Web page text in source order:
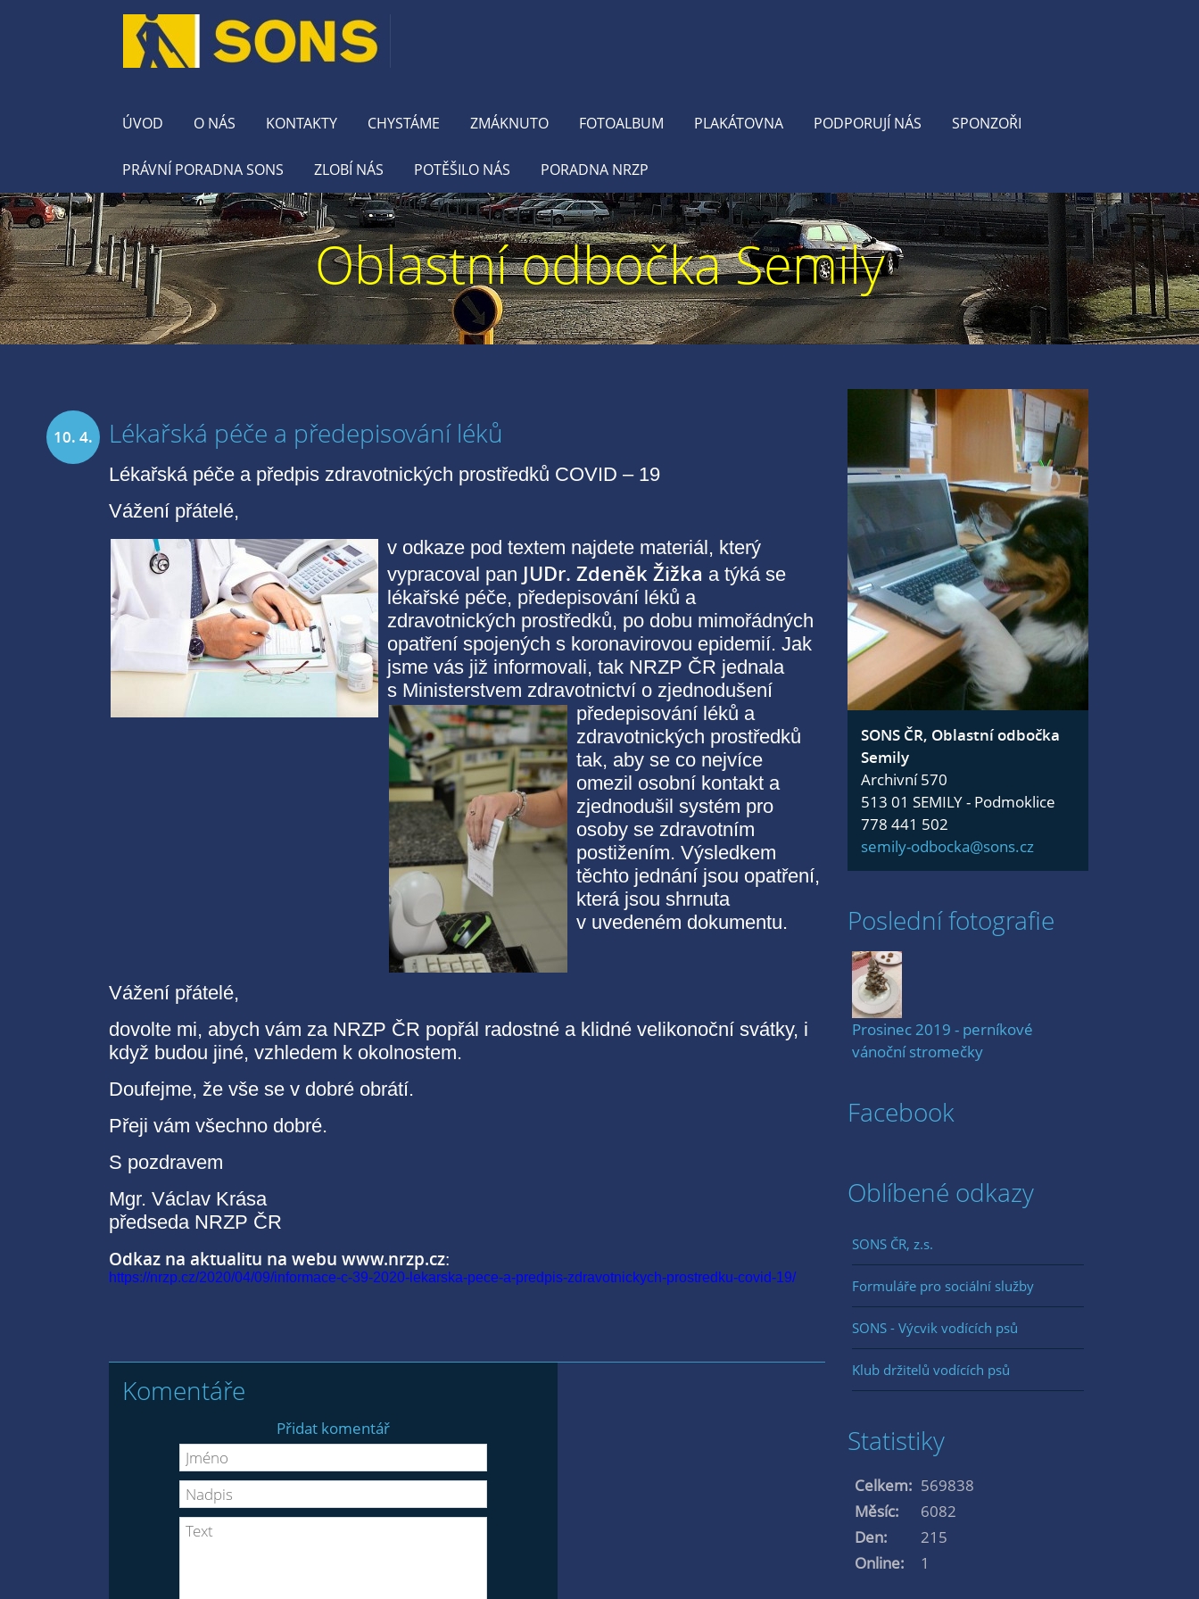
ÚVOD O NÁS KONTAKTY CHYSTÁME ZMÁKNUTO FOTOALBUM PLAKÁTOVNA PODPORUJÍ NÁS SPONZOŘI
PRÁVNÍ PORADNA SONS ZLOBÍ NÁS POTĚŠILO NÁS PORADNA NRZP
Oblastní odbočka Semily
10. 4. Lékařská péče a předepisování léků
Lékařská péče a předpis zdravotnických prostředků COVID – 19
Vážení přátelé,
v odkaze pod textem najdete materiál, který
vypracoval pan JUDr. Zdeněk Žižka a týká se
lékařské péče, předepisování léků a
zdravotnických prostředků, po dobu mimořádných
opatření spojených s koronavirovou epidemií. Jak
jsme vás již informovali, tak NRZP ČR jednala
s Ministerstvem zdravotnictví o zjednodušení
předepisování léků a
zdravotnických prostředků
tak, aby se co nejvíce
omezil osobní kontakt a
zjednodušil systém pro
osoby se zdravotním
postižením. Výsledkem
těchto jednání jsou opatření,
která jsou shrnuta
v uvedeném dokumentu.
Vážení přátelé,
dovolte mi, abych vám za NRZP ČR popřál radostné a klidné velikonoční svátky, i
když budou jiné, vzhledem k okolnostem.
Doufejme, že vše se v dobré obrátí.
Přeji vám všechno dobré.
S pozdravem
Mgr. Václav Krása
předseda NRZP ČR
Odkaz na aktualitu na webu www.nrzp.cz:
https://nrzp.cz/2020/04/09/informace-c-39-2020-lekarska-pece-a-predpis-zdravotnickych-prostredku-covid-19/
Komentáře
Přidat komentář
SONS ČR, Oblastní odbočka
Semily
Archivní 570
513 01 SEMILY - Podmoklice
778 441 502
semily-odbocka@sons.cz
Poslední fotografie
Prosinec 2019 - perníkové
vánoční stromečky
Facebook
Oblíbené odkazy
SONS ČR, z.s.
Formuláře pro sociální služby
SONS - Výcvik vodících psů
Klub držitelů vodících psů
Statistiky
Online: 1
Celkem: 569838
Měsíc:
6082
Den:
215